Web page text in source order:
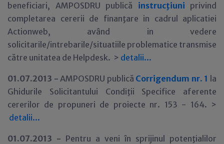
beneficiari, AMPOSDRU publică instrucţiuni privind
completarea cererii de finanţare in cadrul aplicatiei
Actionweb, având in vedere
solicitarile/intrebarile/situatiile problematice transmise
către unitatea de Helpdesk. > detalii...
01.07.2013 -AMPOSDRU publică Corrigendum nr. 1 la
Ghidurile Solicitantului Condiţii Specifice aferente
cererilor de propuneri de proiecte nr. 153 - 164. >
detalii...
01.07.2013 - Pentru a veni în sprijinul potenţialilor